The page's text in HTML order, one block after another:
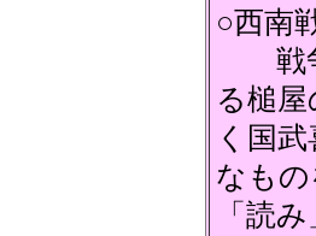
○西南
戦争
る槌
く国
なも
「読